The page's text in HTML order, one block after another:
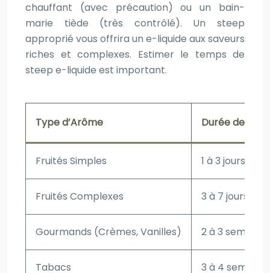
chauffant (avec précaution) ou un bain-
marie tiède (très contrôlé). Un steep
approprié vous offrira un e-liquide aux saveurs
riches et complexes. Estimer le temps de
steep e-liquide est important.
Type d’Arôme Durée de
Fruités Simples 1 à 3 jours
Fruités Complexes 3 à 7 jours
Gourmands (Crèmes, Vanilles) 2 à 3 semaines
Tabacs 3 à 4